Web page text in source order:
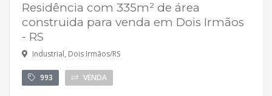
Residência com 335m² de área
construida para venda em Dois Irmãos
- RS
Industrial, Dois Irmãos/RS
993 VENDA